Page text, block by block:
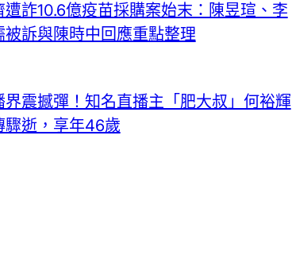
遭詐10.6億疫苗採購案始末：陳昱瑄、李
被訴與陳時中回應重點整理
界震撼彈！知名直播主「肥大叔」何裕輝
驟逝，享年46歲